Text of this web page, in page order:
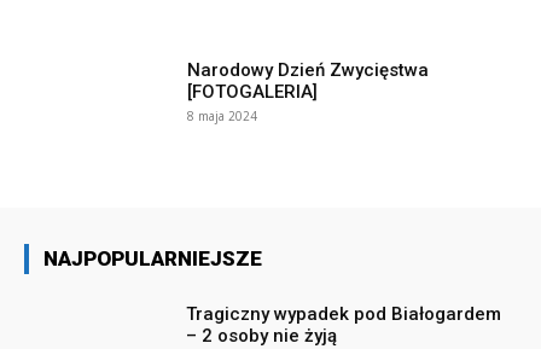
Narodowy Dzień Zwycięstwa
[FOTOGALERIA]
8 maja 2024
NAJPOPULARNIEJSZE
Tragiczny wypadek pod Białogardem
– 2 osoby nie żyją